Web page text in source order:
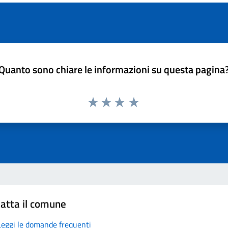
sono chiare le informazioni su questa
il comune
le domande frequenti